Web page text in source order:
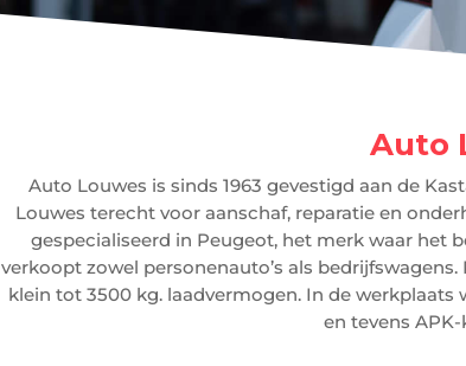
Auto
Auto Louwes is sinds 1963 gevestigd aan de
Louwes terecht voor aanschaf, reparatie en
gespecialiseerd in Peugeot, het merk waar het
verkoopt zowel personenauto’s als
klein tot 3500 kg. laadvermogen. In de werkplaats
en tevens